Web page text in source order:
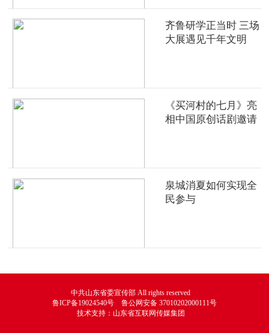
齐鲁研学正当时 三场
大展遇见千年文明
《买河村的七月》亮
相中国原创话剧邀请
泉城消夏如何实现全
民参与
中共山东省委宣传部 All rights reserved
鲁ICP备19024540号 鲁公网安备 37010202000111号
技术支持：山东省互联网传媒集团